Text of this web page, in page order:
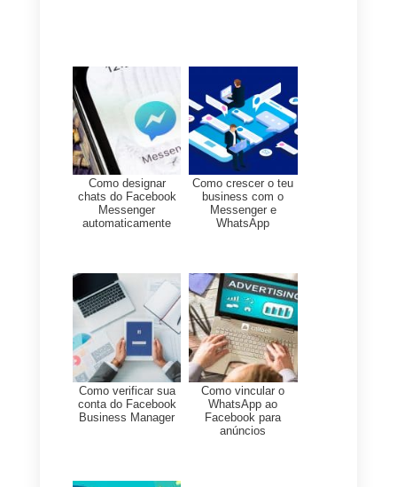
Como construir sua marca
através de uma
experiência fenomenal